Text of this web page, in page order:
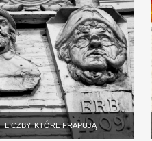
LICZBY, KTÓRE FRAPUJĄ